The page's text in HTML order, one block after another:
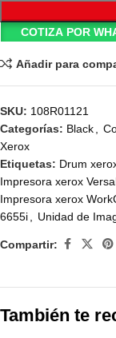
COTIZA POR
Añadir para
SKU: 108R01121
Categorías: Black,
Xerox
Etiquetas: Drum
Impresora xerox
Impresora xerox
6655i, Unidad de
Compartir:
También te